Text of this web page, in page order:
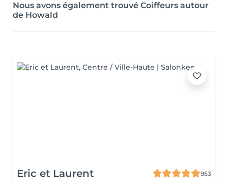
Nous avons également trouvé Coiffeurs autour
de Howald
Eric et Laurent
953